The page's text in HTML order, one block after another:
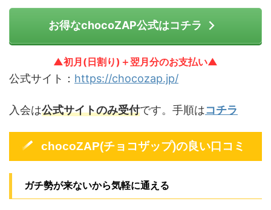
お得なchocoZAP公式はコチラ
▲初月(日割り)＋翌月分のお支払い▲
公式サイト： https://chocozap.jp/
入会は公式サイトのみ受付です。手順はコチラ
chocoZAP(チョコザップ)の良い口コミ
ガチ勢が来ないから気軽に通える